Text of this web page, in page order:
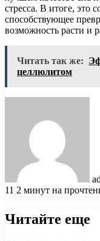
стресса. В итоге, это
способствующее
возможность расти и
Читать так же:
целлюлитом
11 2 минут на
Читайте еще